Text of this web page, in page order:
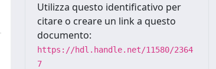
Utilizza questo identificativo per
citare o creare un link a questo
documento:
https://hdl.handle.net/11580/2364
7